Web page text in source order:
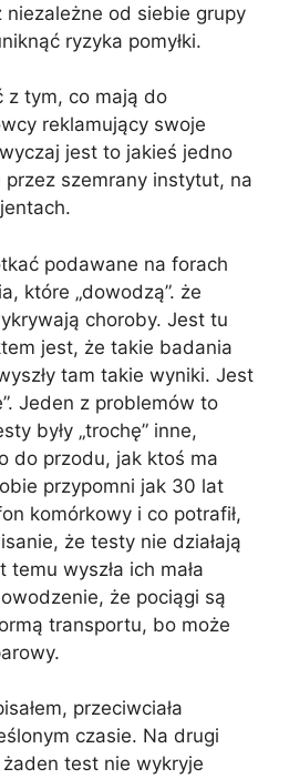
od siebie grupy
ryzyka pomyłki.
z tym, co mają do
reklamujący swoje
jest to jakieś jedno
szemrany instytut, na
podawane na forach
które „dowodzą”. że
choroby. Jest tu
jest, że takie badania
tam takie wyniki. Jest
Jeden z problemów to
były „trochę” inne,
do przodu, jak ktoś ma
przypomni jak 30 lat
komórkowy i co potrafił,
że testy nie działają
wyszła ich mała
że pociągi są
transportu, bo może
przeciwciała
czasie. Na drugi
test nie wykryje